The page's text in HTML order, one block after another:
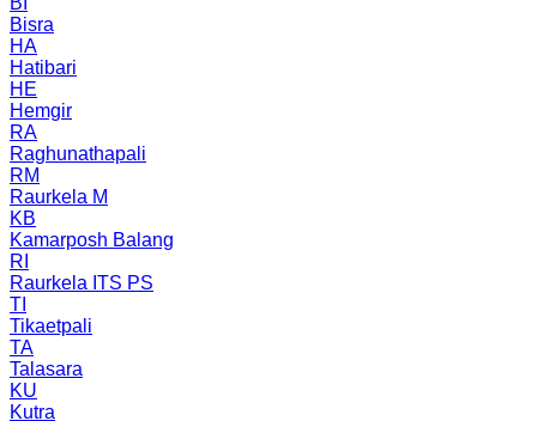
Bisra
HA
Hatibari
HE
Hemgir
RA
Raghunathapali
RM
Raurkela M
KB
Kamarposh Balang
RI
Raurkela ITS PS
TI
Tikaetpali
TA
Talasara
KU
Kutra